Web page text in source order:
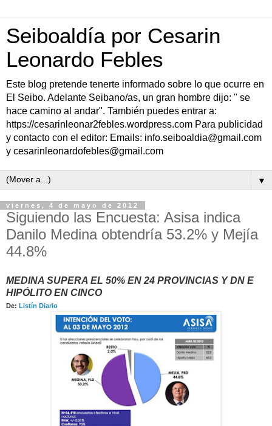
Seiboaldía por Cesarin
Leonardo Febles
Este blog pretende tenerte informado sobre lo que ocurre en
El Seibo. Adelante Seibano/as, un gran hombre dijo: " se
hace camino al andar". También puedes entrar a:
https://cesarinleonar2febles.wordpress.com Para publicidad
y contacto con el editor: Emails: info.seiboaldia@gmail.com
y cesarinleonardofebles@gmail.com
▼
viernes, 4 de mayo de 2012
Siguiendo las Encuesta: Asisa indica
Danilo Medina obtendría 53.2% y Mejía
44.8%
MEDINA SUPERA EL 50% EN 24 PROVINCIAS Y DN E
HIPÓLITO EN CINCO
De: Listín Diario